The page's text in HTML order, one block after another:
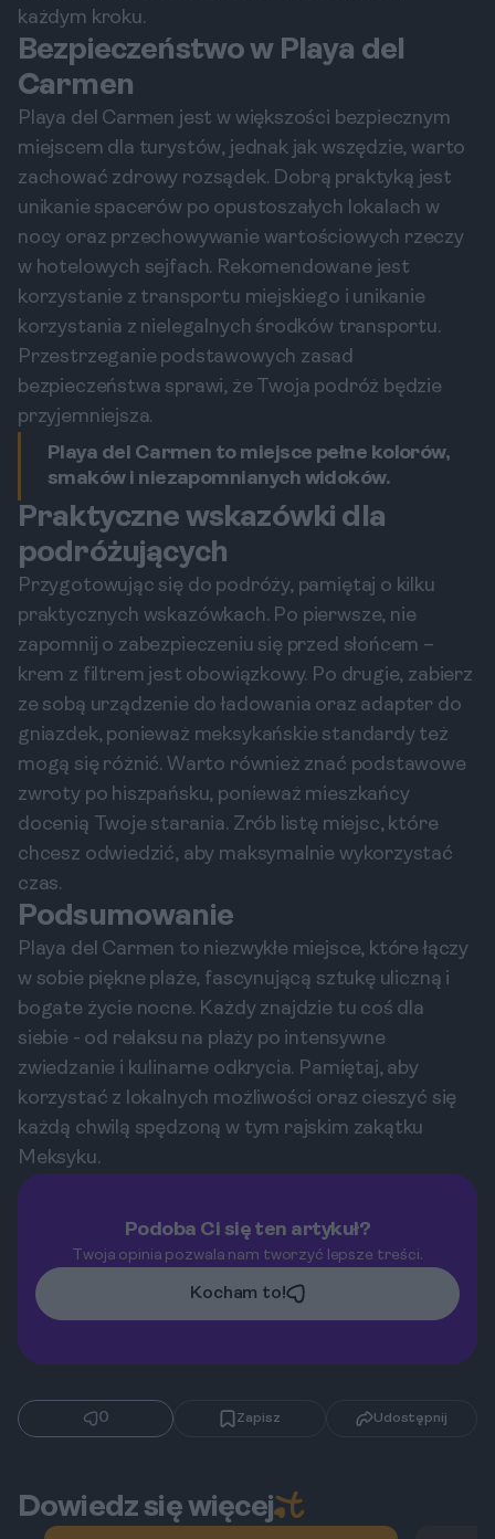
każdym kroku.
Bezpieczeństwo w Playa del
Carmen
Playa del Carmen jest w większości bezpiecznym
miejscem dla turystów, jednak jak wszędzie, warto
zachować zdrowy rozsądek. Dobrą praktyką jest
unikanie spacerów po opustoszałych lokalach w
nocy oraz przechowywanie wartościowych rzeczy
w hotelowych sejfach. Rekomendowane jest
korzystanie z transportu miejskiego i unikanie
korzystania z nielegalnych środków transportu.
Przestrzeganie podstawowych zasad
bezpieczeństwa sprawi, że Twoja podróż będzie
przyjemniejsza.
Playa del Carmen to miejsce pełne kolorów,
smaków i niezapomnianych widoków.
Praktyczne wskazówki dla
podróżujących
Przygotowując się do podróży, pamiętaj o kilku
praktycznych wskazówkach. Po pierwsze, nie
zapomnij o zabezpieczeniu się przed słońcem –
krem z filtrem jest obowiązkowy. Po drugie, zabierz
ze sobą urządzenie do ładowania oraz adapter do
gniazdek, ponieważ meksykańskie standardy też
mogą się różnić. Warto również znać podstawowe
zwroty po hiszpańsku, ponieważ mieszkańcy
docenią Twoje starania. Zrób listę miejsc, które
chcesz odwiedzić, aby maksymalnie wykorzystać
czas.
Podsumowanie
Playa del Carmen to niezwykłe miejsce, które łączy
w sobie piękne plaże, fascynującą sztukę uliczną i
bogate życie nocne. Każdy znajdzie tu coś dla
siebie - od relaksu na plaży po intensywne
zwiedzanie i kulinarne odkrycia. Pamiętaj, aby
korzystać z lokalnych możliwości oraz cieszyć się
każdą chwilą spędzoną w tym rajskim zakątku
Meksyku.
Podoba Ci się ten artykuł?
Twoja opinia pozwala nam tworzyć lepsze treści.
Kocham to!
0 Zapisz Udostępnij
Dowiedz się więcej